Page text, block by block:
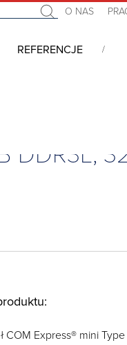
O NAS
REFERENCJE
DDR3L,
COM Express® mini Type